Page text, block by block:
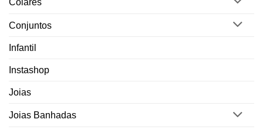
Conjuntos
Infantil
Instashop
Joias
Joias Banhadas